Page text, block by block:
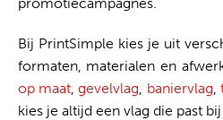
Bij PrintSimple kies je uit
formaten, materialen en
op maat,gevelvlag, baniervlag,
kies je altijd een vlag die past